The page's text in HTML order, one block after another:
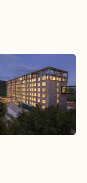
to
versetzt. Das
Widerlager
davon 1 WL im
mittels
usw. für
Sarneraa -
- Anpassung
Situation